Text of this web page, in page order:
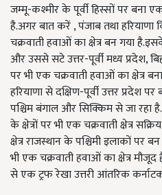
जम्मू-कश्मीर के पूर्वी हिस्सों पर बना
है.अगर बात करें,पंजाब तथा
चक्रवाती हवाओं का क्षेत्र बन गया
और उससे सटे उत्तर-पूर्वी मध्य प्रदेश,
पर भी एक चक्रवाती हवाओं का क्षेत्र
हरियाणा से दक्षिण-पूर्वी उत्तर प्रदेश
पश्चिम बंगाल और सिक्किम से जा
के क्षेत्रों पर भी एक चक्रवाती क्षेत्र
क्षेत्र राजस्थान के पश्चिमी इलाकों पर
भी एक चक्रवाती हवाओं का क्षेत्र
से एक ट्रफ रेखा उत्तरी आंतरिक